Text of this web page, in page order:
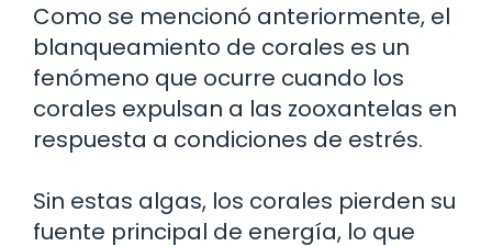
Como se mencionó anteriormente, el
blanqueamiento de corales es un
fenómeno que ocurre cuando los
corales expulsan a las zooxantelas en
respuesta a condiciones de estrés.
Sin estas algas, los corales pierden su
fuente principal de energía, lo que